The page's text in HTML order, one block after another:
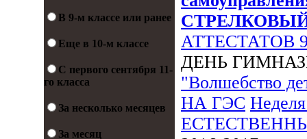
В 9-м классе или ранее
Еще в 10-м классе
С первого сентября 11-
го класса
За несколько месяцев
За месяц
АТТЕСТАТОВ
ДЕНЬ
"Волшебство
НА ГЭС